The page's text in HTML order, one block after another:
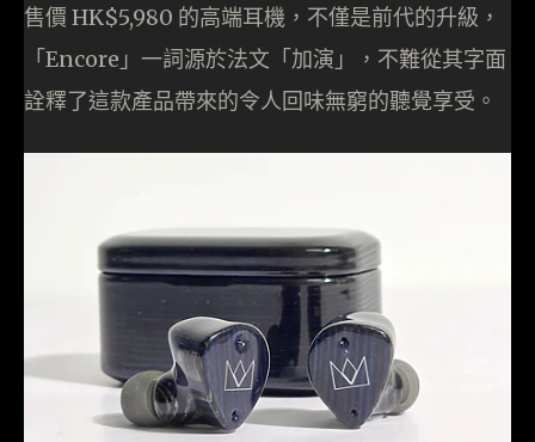
售價 HK$5,980 的高端耳機，不僅是前代的升級，
「Encore」一詞源於法文「加演」，不難從其字面
詮釋了這款產品帶來的令人回味無窮的聽覺享受。